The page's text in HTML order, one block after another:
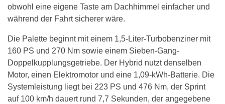
obwohl eine eigene Taste am Dachhimmel einfacher und
während der Fahrt sicherer wäre.
Die Palette beginnt mit einem 1,5-Liter-Turbobenziner mit
160 PS und 270 Nm sowie einem Sieben-Gang-
Doppelkupplungsgetriebe. Der Hybrid nutzt denselben
Motor, einen Elektromotor und eine 1,09-kWh-Batterie. Die
Systemleistung liegt bei 223 PS und 476 Nm, der Sprint
auf 100 km/h dauert rund 7,7 Sekunden, der angegebene